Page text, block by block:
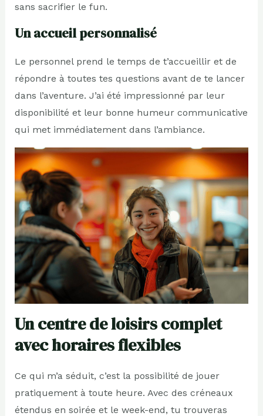
sans sacrifier le fun.
Un accueil personnalisé
Le personnel prend le temps de t’accueillir et de
répondre à toutes tes questions avant de te lancer
dans l’aventure. J’ai été impressionné par leur
disponibilité et leur bonne humeur communicative
qui met immédiatement dans l’ambiance.
Un centre de loisirs complet
avec horaires flexibles
Ce qui m’a séduit, c’est la possibilité de jouer
pratiquement à toute heure. Avec des créneaux
étendus en soirée et le week-end, tu trouveras